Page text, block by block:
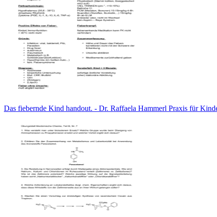
Das fiebernde Kind handout. - Dr. Raffaela Hammerl Praxis für